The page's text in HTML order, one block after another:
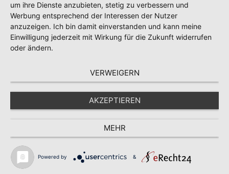
um ihre Dienste anzubieten, stetig zu verbessern und
Werbung entsprechend der Interessen der Nutzer
anzuzeigen. Ich bin damit einverstanden und kann meine
Einwilligung jederzeit mit Wirkung für die Zukunft widerrufen
oder ändern.
VERWEIGERN
AKZEPTIEREN
MEHR
Powered by &